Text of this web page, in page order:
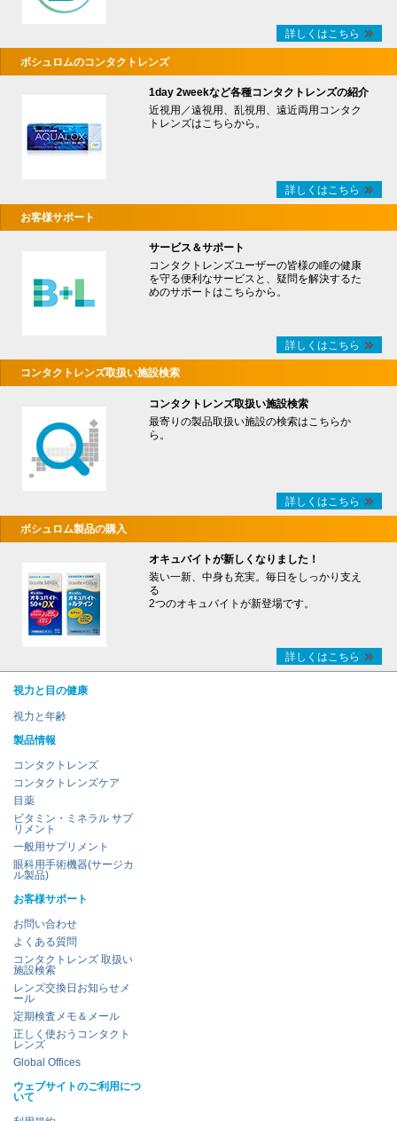
詳しくはこちら
ボシュロムのコンタクトレンズ
1day 2weekなど各種コンタクトレンズの紹介
近視用／遠視用、乱視用、遠近両用コンタク
トレンズはこちらから。
詳しくはこちら
お客様サポート
サービス＆サポート
コンタクトレンズユーザーの皆様の瞳の健康
を守る便利なサービスと、疑問を解決するた
めのサポートはこちらから。
詳しくはこちら
コンタクトレンズ取扱い施設検索
コンタクトレンズ取扱い施設検索
最寄りの製品取扱い施設の検索はこちらか
ら。
詳しくはこちら
ボシュロム製品の購入
オキュバイトが新しくなりました！
装い一新、中身も充実。毎日をしっかり支え
る
2つのオキュバイトが新登場です。
詳しくはこちら
視力と目の健康
視力と年齢
製品情報
コンタクトレンズ
コンタクトレンズケア
目薬
ビタミン・ミネラル サプ
リメント
一般用サプリメント
眼科用手術機器(サージカ
ル製品)
お客様サポート
お問い合わせ
よくある質問
コンタクトレンズ 取扱い
施設検索
レンズ交換日お知らせメ
ール
定期検査メモ＆メール
正しく使おうコンタクト
レンズ
Global Offices
ウェブサイトのご利用につ
いて